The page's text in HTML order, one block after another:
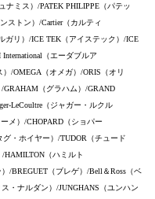
ナミス）/PATEK PHILIPPE（パテッ
ストン）/Cartier（カルティ
ガリ）/ICE TEK（アイステック）/ICE
（エーダブルア
/OMEGA（オメガ）/ORIS（オリ
GRAHAM（グラハム）/GRAND
LeCoultre（ジャガー・ルクル
メ）/CHOPARD（ショパー
グ・ホイヤー）/TUDOR（チュード
HAMILTON（ハミルト
/BREGUET（ブレゲ）/Bell＆Ross（ベ
・ナルダン）/JUNGHANS（ユンハン